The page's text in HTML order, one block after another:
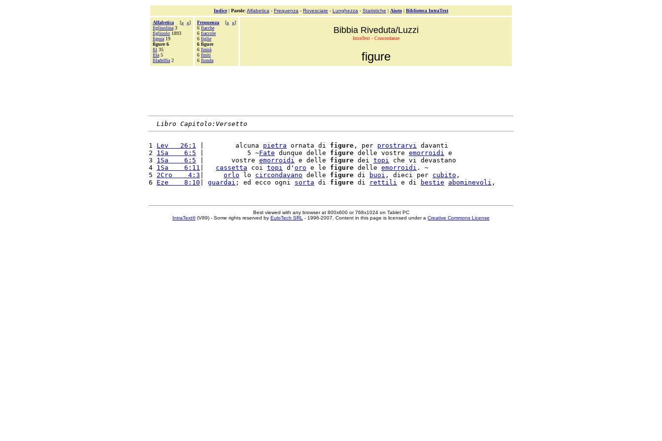
Indice| Parole: Alfabetica - Frequenza - Rovesciate - Lunghezza - Statistiche | Aiuto | Biblioteca IntraText
Alfabetica [« »]
figliuolina 3
figliuolo 1893
figura 19
figure 6
fil 35
fila 5
filadelfia 2
Frequenza [« »]
6 fiacche
6 fiaccole
6 figlie
6 figure
6 finirà
6 finiti
6 fionda
Bibbia Riveduta/Luzzi
IntraText - Concordanze
figure
Libro Capitolo:Versetto
1 Lev   26:1 |        alcuna pietra ornata di figure , per prostrarvi davanti
2 1Sa    6:5 |           5 ~Fate dunque delle figure delle vostre emorroidi e
3 1Sa    6:5 |       vostre emorroidi e delle figure dei topi che vi devastano
4 1Sa    6:11 cassetta coi topi d' oro e le figure delle emorroidi . ~
5 2Cro    4:3 orlo lo circondavano delle figure di buoi , dieci per cubito ,
6 Eze    8:10 guardai ; ed ecco ogni sorta di figure di rettili e di bestie abominevoli
Best viewed with any browser at 800x600 or 768x1024 on Tablet PC
IntraText®(V89) - Some rights reserved by EuloTech SRL - 1996-2007. Content in this page is licensed under a Creative Commons License